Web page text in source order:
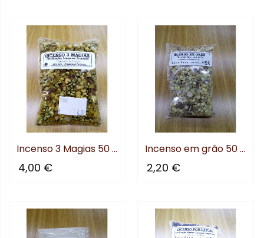
Incenso 3 Magias 50 gr
4,00 €
Incenso em grão 50 gr
2,20 €